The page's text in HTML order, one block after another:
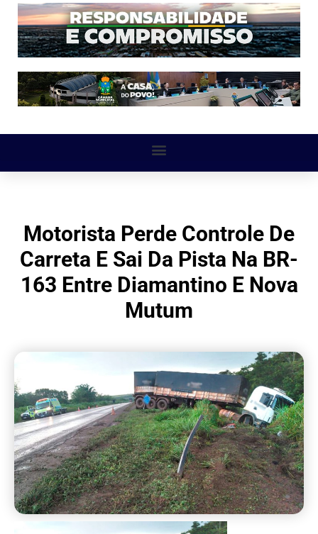
Motorista Perde Controle De
Carreta E Sai Da Pista Na BR-
163 Entre Diamantino E Nova
Mutum